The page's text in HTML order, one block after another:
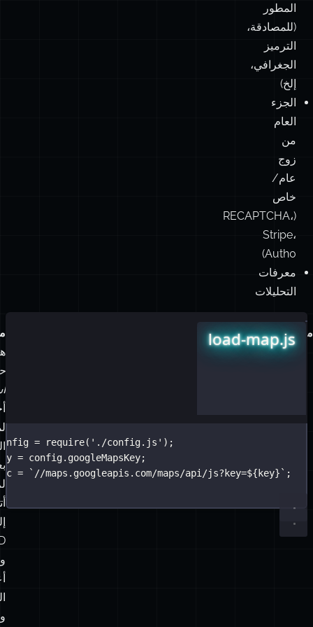
المطور
(للمصادقة،
الترميز
الجغرافي،
إلخ)
الجزء
العام
من
زوج
عام/
خاص
(RECAPTCHA،
Stripe،
Auth0)
معرفات
التحليلات
مثال:config.js
module
};
load-map.js
= require( ' ./config.js ' );
= config.googleMapsKey;
= `//maps.googleapis.com/maps/api/js?key=${ key} ` ;